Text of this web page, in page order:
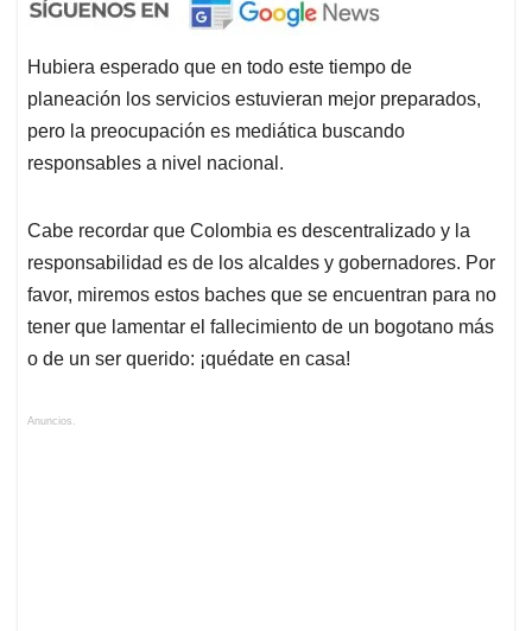
Hubiera esperado que en todo este tiempo de
planeación los servicios estuvieran mejor preparados,
pero la preocupación es mediática buscando
responsables a nivel nacional.
Cabe recordar que Colombia es descentralizado y la
responsabilidad es de los alcaldes y gobernadores. Por
favor, miremos estos baches que se encuentran para no
tener que lamentar el fallecimiento de un bogotano más
o de un ser querido: ¡quédate en casa!
Anuncios.